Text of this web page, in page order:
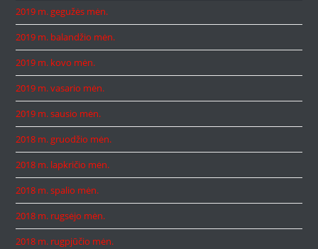
2019 m. gegužės mėn.
2019 m. balandžio mėn.
2019 m. kovo mėn.
2019 m. vasario mėn.
2019 m. sausio mėn.
2018 m. gruodžio mėn.
2018 m. lapkričio mėn.
2018 m. spalio mėn.
2018 m. rugsėjo mėn.
2018 m. rugpjūčio mėn.